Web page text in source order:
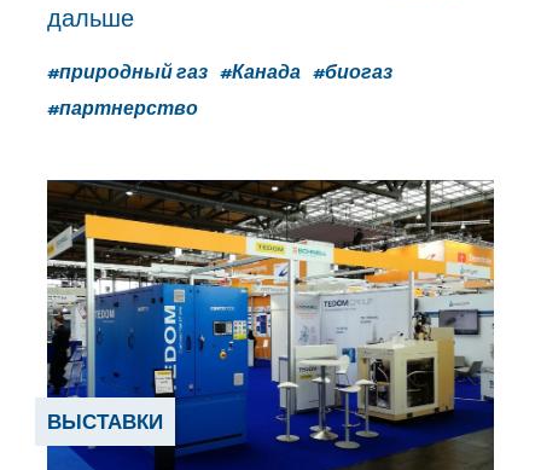
дальше
#природный газ #Канада #биогаз
#партнерство
ВЫСТАВКИ